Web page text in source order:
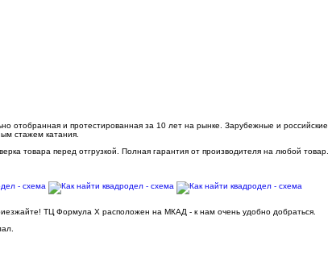
отобранная и протестированная за 10 лет на рынке. Зарубежные и российские
стажем катания.
товара перед отгрузкой. Полная гарантия от производителя на любой товар.
ТЦ Формула Х расположен на МКАД - к нам очень удобно добраться.